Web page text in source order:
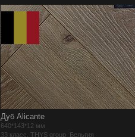
Дуб Alicante
640*143*12 мм
33 класс, THYS group Бельгия